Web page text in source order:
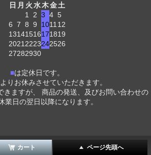
日 月 火水木金土
1
2 3 4 5
6 7 8 9 1011 12
13141516171819
2021 2223242526
27282930
■は定休日です。
りお休みさせていただきます。
きますが、 商品の発送、及びお問い合わせの
業日の翌日以降になります。
カート ページ先頭へ